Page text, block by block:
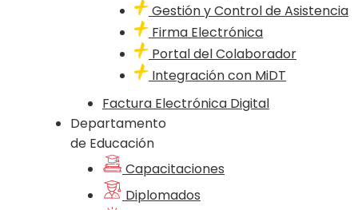
Gestión y Control de Asistencia
Firma Electrónica
Portal del Colaborador
Integración con MiDT
Factura Electrónica Digital
Departamento
de Educación
Capacitaciones
Diplomados